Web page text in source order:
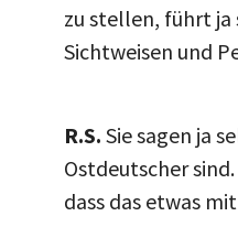
zu stellen, führt ja
Sichtweisen und
R.S. Sie sagen ja
Ostdeutscher
dass das etwas